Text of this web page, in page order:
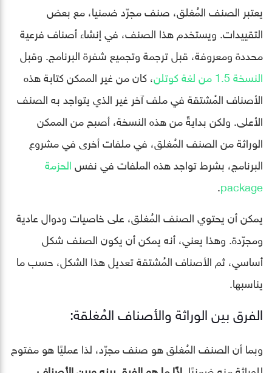
يعتبر الصنف المُغلق، صنف مجرّد ضمنيا، مع بعض
التقييدات. ويستخدم هذا الصنف، في إنشاء أصناف فرعية
محددة ومعروفة، قبل ترجمة وتجميع شفرة البرنامج. وقبل
النسخة 1.5 من لغة كوتلن
، كان من غير الممكن كتابة هذه
الأصناف المُشتقة في ملف آخر غير الذي يتواجد به الصنف
الأعلى. ولكن بدايةً من هذه النسخة، أصبح من الممكن
الوراثة من الصنف المُغلق، في ملفات أخرى في مشروع
البرنامج، بشرط تواجد هذه الملفات في نفسالحزمة
package
.
يمكن أن يحتوي الصنف المُغلق، على خاصيات ودوال عادية
ومجرّدة. وهذا يعني، أنه يمكن أن يكون الصنف شكل
أساسي، ثم الأصناف المُشتقة تعديل هذا الشكل، حسب ما
يناسبها.
الفرق بين الوراثة والأصناف المُغلقة:
وبما أن الصنف المُغلق هو صنف مجرّد، لذا عمليًا هو مفتوح